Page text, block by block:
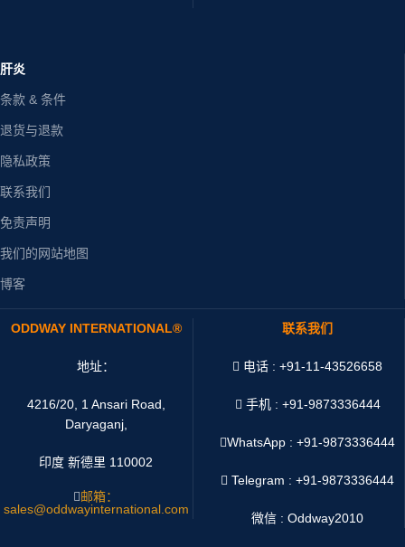
肝炎
条款 & 条件
退货与退款
隐私政策
联系我们
免责声明
我们的网站地图
博客
ODDWAY INTERNATIONAL®
地址：
4216/20, 1 Ansari Road,
Daryaganj,
印度 新德里 110002
邮箱：
sales@oddwayinternational.com
联系我们
电话 : +91-11-43526658
手机 : +91-9873336444
WhatsApp :+91-9873336444
Telegram : +91-9873336444
微信 : Oddway2010